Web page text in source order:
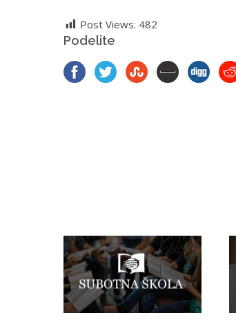
Post Views: 482
Podelite